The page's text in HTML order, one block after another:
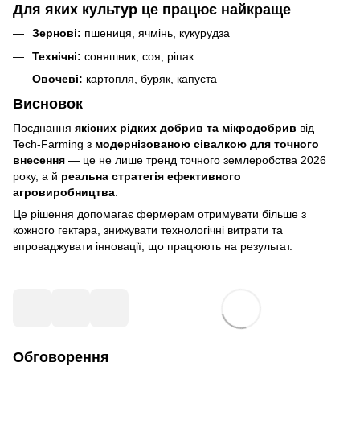
Для яких культур це працює найкраще
Зернові: пшениця, ячмінь, кукурудза
Технічні: соняшник, соя, ріпак
Овочеві: картопля, буряк, капуста
Висновок
Поєднання якісних рідких добрив та мікродобрив від
Tech‑Farming з модернізованою сівалкою для точного
внесення — це не лише тренд точного землеробства 2026
року, а й реальна стратегія ефективного
агровиробництва
Це рішення допомагає фермерам отримувати більше з
кожного гектара, знижувати технологічні витрати та
впроваджувати інновації, що працюють на результат.
Обговорення